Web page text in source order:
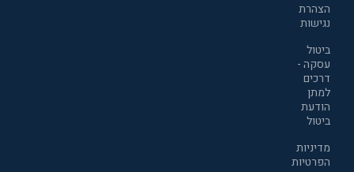
הצהרת
נגישות
ביטול
עסקה -
דרכים
למתן
הודעת
ביטול
מדיניות
הפרטיות